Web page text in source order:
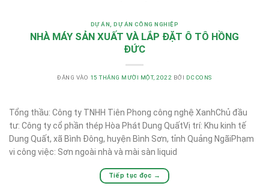
DỰ ÁN ,DỰ ÁN CÔNG NGHIỆP
NHÀ MÁY SẢN XUẤT VÀ LẮP ĐẶT Ô TÔ HỒNG
ĐỨC
ĐĂNG VÀO 15 THÁNG MƯỜI MỘT, 2022 BỞI DCCONS
Tổng thầu: Công ty TNHH Tiên Phong công nghệ XanhChủ đầu
tư: Công ty cổ phần thép Hòa Phát Dung QuấtVị trí: Khu kinh tế
Dung Quất, xã Bình Đông, huyện Bình Sơn, tỉnh Quảng NgãiPhạm
vi công việc: Sơn ngoài nhà và mài sàn liquid
Tiếp tục đọc →